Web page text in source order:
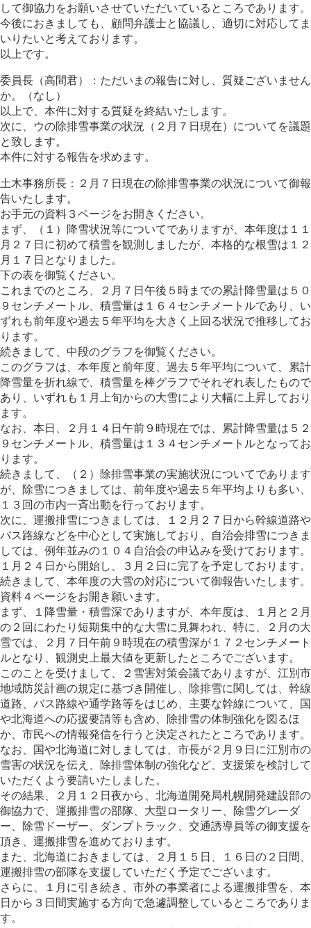
して御協力をお願いさせていただいているところであります。
今後におきましても、顧問弁護士と協議し、適切に対応してま
いりたいと考えております。
以上です。
委員長（高間君）：ただいまの報告に対し、質疑ございません
か。（なし）
以上で、本件に対する質疑を終結いたします。
次に、ウの除排雪事業の状況（２月７日現在）についてを議題
と致します。
本件に対する報告を求めます。
土木事務所長：２月７日現在の除排雪事業の状況について御報
告いたします。
お手元の資料３ページをお開きください。
まず、（１）降雪状況等についてでありますが、本年度は１１
月２７日に初めて積雪を観測しましたが、本格的な根雪は１２
月１７日となりました。
下の表を御覧ください。
これまでのところ、２月７日午後５時までの累計降雪量は５０
９センチメートル、積雪量は１６４センチメートルであり、い
ずれも前年度や過去５年平均を大きく上回る状況で推移してお
ります。
続きまして、中段のグラフを御覧ください。
このグラフは、本年度と前年度、過去５年平均について、累計
降雪量を折れ線で、積雪量を棒グラフでそれぞれ表したもので
あり、いずれも１月上旬からの大雪により大幅に上昇しており
ます。
なお、本日、２月１４日午前９時現在では、累計降雪量は５２
９センチメートル、積雪量は１３４センチメートルとなってお
ります。
続きまして、（２）除排雪事業の実施状況についてであります
が、除雪につきましては、前年度や過去５年平均よりも多い、
１３回の市内一斉出動を行っております。
次に、運搬排雪につきましては、１２月２７日から幹線道路や
バス路線などを中心として実施しており、自治会排雪につきま
しては、例年並みの１０４自治会の申込みを受けております。
１月２４日から開始し、３月２日に完了を予定しております。
続きまして、本年度の大雪の対応について御報告いたします。
資料４ページをお開き願います。
まず、１降雪量・積雪深でありますが、本年度は、１月と２月
の２回にわたり短期集中的な大雪に見舞われ、特に、２月の大
雪では、２月７日午前９時現在の積雪深が１７２センチメート
ルとなり、観測史上最大値を更新したところでございます。
このことを受けまして、２雪害対策会議でありますが、江別市
地域防災計画の規定に基づき開催し、除排雪に関しては、幹線
道路、バス路線や通学路等をはじめ、主要な幹線について、国
や北海道への応援要請等も含め、除排雪の体制強化を図るほ
か、市民への情報発信を行うと決定されたところであります。
なお、国や北海道に対しましては、市長が２月９日に江別市の
雪害の状況を伝え、除排雪体制の強化など、支援策を検討して
いただくよう要請いたしました。
その結果、２月１２日夜から、北海道開発局札幌開発建設部の
御協力で、運搬排雪の部隊、大型ロータリー、除雪グレーダ
ー、除雪ドーザー、ダンプトラック、交通誘導員等の御支援を
頂き、運搬排雪を進めております。
また、北海道におきましては、２月１５日、１６日の２日間、
運搬排雪の部隊を支援していただく予定でございます。
さらに、１月に引き続き、市外の事業者による運搬排雪を、本
日から３日間実施する方向で急遽調整しているところでありま
す。